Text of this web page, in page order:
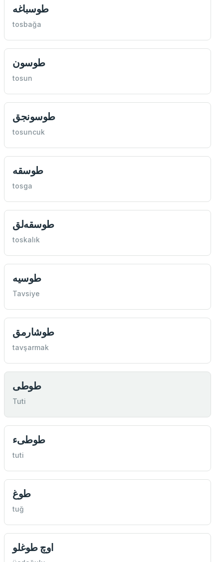
طوسباغه
tosbağa
طوسون
tosun
طوسونجق
tosuncuk
طوسقه
tosga
طوسقه‌لق
toskalık
طوسيه
Tavsiye
طوشارمق
tavşarmak
طوطی
Tuti
طوطیء
tuti
طوغ
tuğ
اوچ طوغلو